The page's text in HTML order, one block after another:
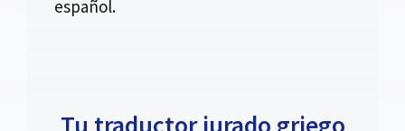
español.
Tu traductor jurado griego